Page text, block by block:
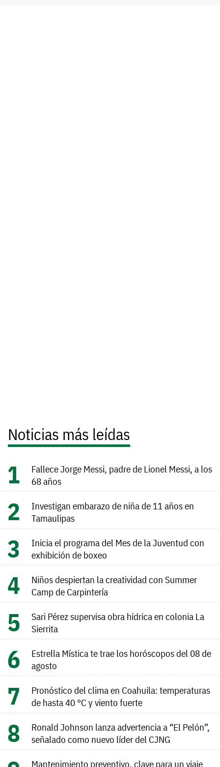
Noticias más leídas
Fallece Jorge Messi, padre de Lionel Messi, a los
68 años
Investigan embarazo de niña de 11 años en
Tamaulipas
Inicia el programa del Mes de la Juventud con
exhibición de boxeo
Niños despiertan la creatividad con Summer
Camp de Carpintería
Sari Pérez supervisa obra hídrica en colonia La
Sierrita
Estrella Mística te trae los horóscopos del 08 de
agosto
Pronóstico del clima en Coahuila: temperaturas
de hasta 40 °C y viento fuerte
Ronald Johnson lanza advertencia a “El Pelón”,
señalado como nuevo líder del CJNG
Mantenimiento preventivo, clave para un viaje